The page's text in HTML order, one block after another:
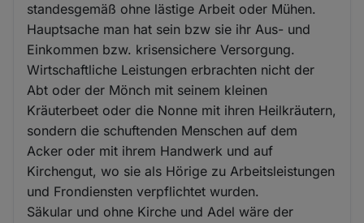
standesgemäß ohne lästige Arbeit oder Mühen.
Hauptsache man hat sein bzw sie ihr Aus- und
Einkommen bzw. krisensichere Versorgung.
Wirtschaftliche Leistungen erbrachten nicht der
Abt oder der Mönch mit seinem kleinen
Kräuterbeet oder die Nonne mit ihren Heilkräutern,
sondern die schuftenden Menschen auf dem
Acker oder mit ihrem Handwerk und auf
Kirchengut, wo sie als Hörige zu Arbeitsleistungen
und Frondiensten verpflichtet wurden.
Säkular und ohne Kirche und Adel wäre der